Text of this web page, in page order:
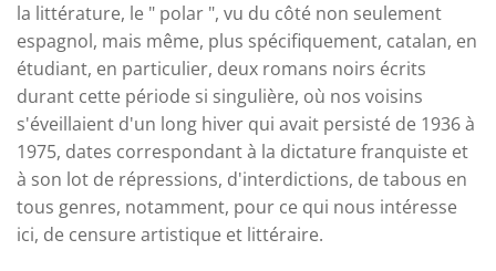
la littérature, le " polar ", vu du côté non seulement
espagnol, mais même, plus spécifiquement, catalan, en
étudiant, en particulier, deux romans noirs écrits
durant cette période si singulière, où nos voisins
s'éveillaient d'un long hiver qui avait persisté de 1936 à
1975, dates correspondant à la dictature franquiste et
à son lot de répressions, d'interdictions, de tabous en
tous genres, notamment, pour ce qui nous intéresse
ici, de censure artistique et littéraire.